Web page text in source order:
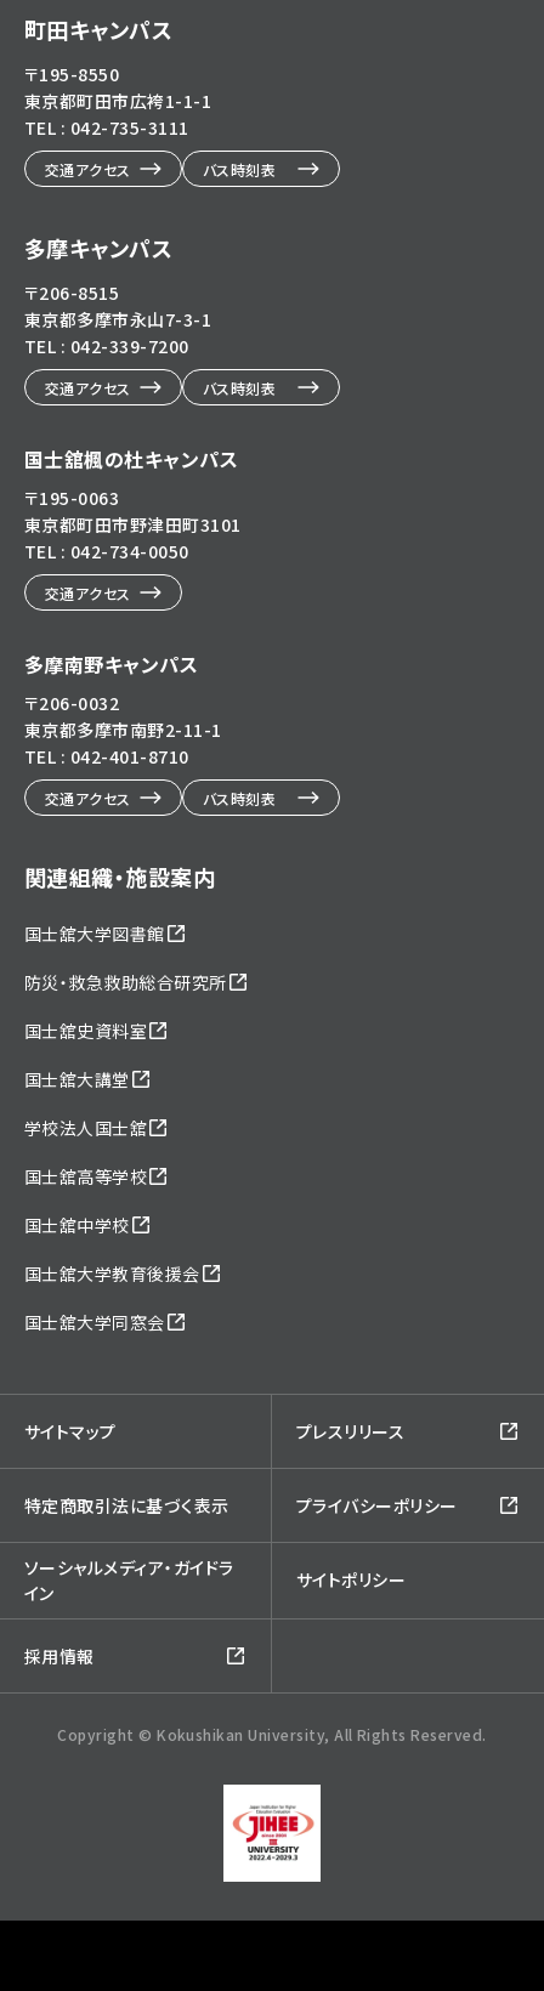
町田キャンパス
〒195-8550
東京都町田市広袴1-1-1
TEL : 042-735-3111
交通アクセス バス時刻表
多摩キャンパス
〒206-8515
東京都多摩市永山7-3-1
TEL : 042-339-7200
交通アクセス バス時刻表
国士舘楓の杜キャンパス
〒195-0063
東京都町田市野津田町3101
TEL : 042-734-0050
交通アクセス
多摩南野キャンパス
〒206-0032
東京都多摩市南野2-11-1
TEL : 042-401-8710
交通アクセス バス時刻表
関連組織・施設案内
国士舘大学図書館
防災・救急救助総合研究所
国士舘史資料室
国士舘大講堂
学校法人国士舘
国士舘高等学校
国士舘中学校
国士舘大学教育後援会
国士舘大学同窓会
サイトマップ プレスリリース
特定商取引法に基づく表示 プライバシーポリシー
ソーシャルメディア・ガイドラ
イン
サイトポリシー
採用情報
Copyright © Kokushikan University, All Rights Reserved.